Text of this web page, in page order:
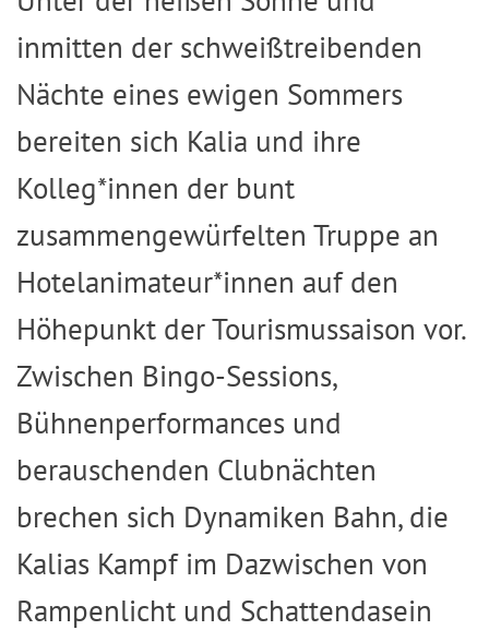
inmitten der schweißtreibenden
Nächte eines ewigen Sommers
bereiten sich Kalia und ihre
Kolleg*innen der bunt
zusammengewürfelten Truppe an
Hotelanimateur*innen auf den
Höhepunkt der Tourismussaison vor.
Zwischen Bingo-Sessions,
Bühnenperformances und
berauschenden Clubnächten
brechen sich Dynamiken Bahn, die
Kalias Kampf im Dazwischen von
Rampenlicht und Schattendasein